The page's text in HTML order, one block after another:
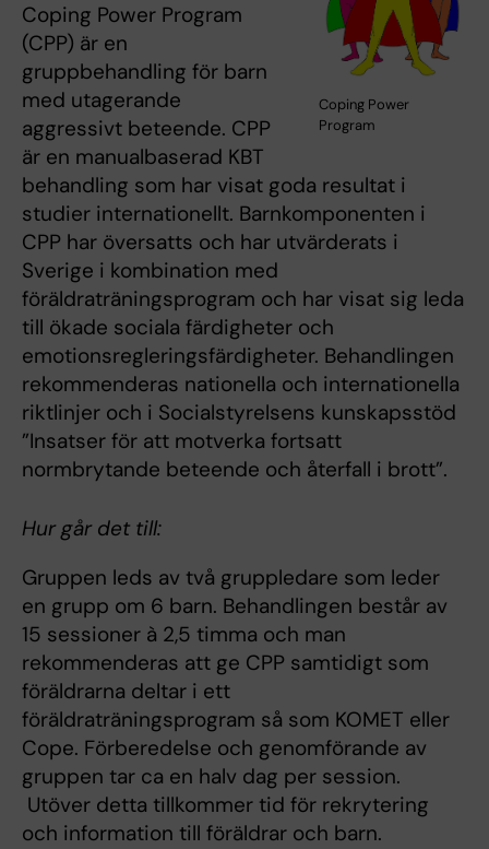
Coping Power
Program
Coping Power Program
(CPP) är en
gruppbehandling för barn
med utagerande
aggressivt beteende. CPP
är en manualbaserad KBT
behandling som har visat goda resultat i
studier internationellt. Barnkomponenten i
CPP har översatts och har utvärderats i
Sverige i kombination med
föräldraträningsprogram och har visat sig leda
till ökade sociala färdigheter och
emotionsregleringsfärdigheter. Behandlingen
rekommenderas nationella och internationella
riktlinjer och i Socialstyrelsens kunskapsstöd
”Insatser för att motverka fortsatt
normbrytande beteende och återfall i brott”.
Hur går det till:
Gruppen leds av två gruppledare som leder
en grupp om 6 barn. Behandlingen består av
15 sessioner à 2,5 timma och man
rekommenderas att ge CPP samtidigt som
föräldrarna deltar i ett
föräldraträningsprogram så som KOMET eller
Cope. Förberedelse och genomförande av
gruppen tar ca en halv dag per session.
Utöver detta tillkommer tid för rekrytering
och information till föräldrar och barn.